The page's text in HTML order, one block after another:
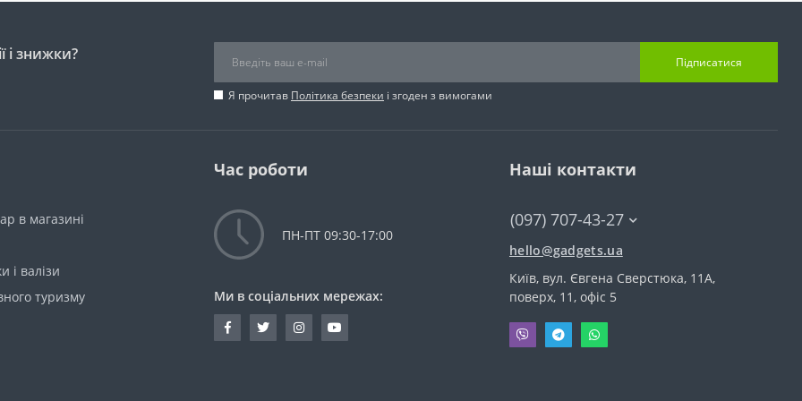
і знижки? Підписатися
Я прочитав Політика безпеки і згоден з вимогами
в магазині
і валізи
туризму
Час роботи
ПН-ПТ 09:30-17:00
Ми в соціальних мережах:
Наші контакти
(097) 707-43-27
hello@gadgets.ua
Київ, вул. Євгена Сверстюка, 11А,
поверх, 11, офіс 5